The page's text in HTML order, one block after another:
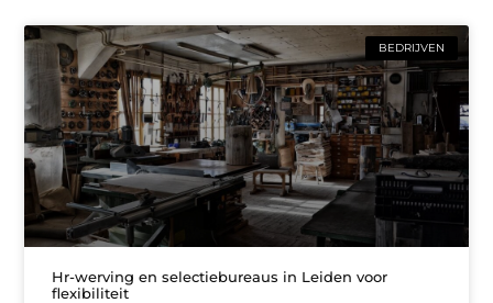
BEDRIJVEN
Hr-werving en selectiebureaus in Leiden voor
flexibiliteit